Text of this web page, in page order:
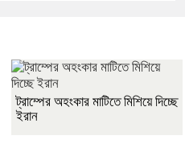
ট্রাম্পের অহংকার মাটিতে মিশিয়ে দিচ্ছে
ইরান